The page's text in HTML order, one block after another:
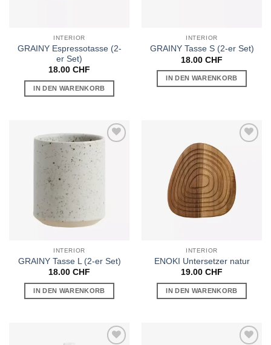
INTERIOR
GRAINY Espressotasse (2-
er Set)
18.00 CHF
IN DEN WARENKORB
INTERIOR
GRAINY Tasse S (2-er Set)
18.00 CHF
IN DEN WARENKORB
Auf die
Wunschliste
INTERIOR
GRAINY Tasse L (2-er Set)
18.00 CHF
IN DEN WARENKORB
Wunschliste
INTERIOR
ENOKI Untersetzer natur
19.00 CHF
IN DEN WARENKORB